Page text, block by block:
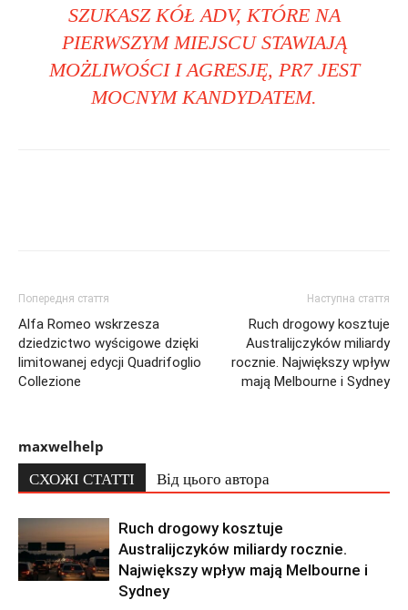
SZUKASZ KÓŁ ADV, KTÓRE NA
PIERWSZYM MIEJSCU STAWIAJĄ
MOŻLIWOŚCI I AGRESJĘ, PR7 JEST
MOCNYM KANDYDATEM.
Попередня стаття
Alfa Romeo wskrzesza
dziedzictwo wyścigowe dzięki
limitowanej edycji Quadrifoglio
Collezione
Наступна стаття
Ruch drogowy kosztuje
Australijczyków miliardy
rocznie. Największy wpływ
mają Melbourne i Sydney
maxwelhelp
СХОЖІ СТАТТІ Від цього автора
Ruch drogowy kosztuje
Australijczyków miliardy rocznie.
Największy wpływ mają Melbourne i
Sydney